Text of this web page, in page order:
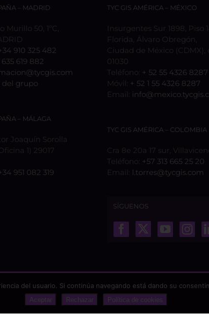
– MADRID
Murillo 50, 1ºC,
910 325 482
619 882
del grupo
– MÁLAGA
Joaquín Sorolla
1) 29017
951 082 319
TYC GIS AMÉRICA – MÉXICO
Insurgentes Sur 1898, Piso
Florida, Álvaro Obregón,
Ciudad de México (CDMX),
01030
Teléfono: + 52 55 4326 8287
Móvil: + 52 1 55 4326 8287
Email:
TYC GIS AMÉRICA – COLOMBIA
Cra 8e 20a 17 sur,
Teléfono: +57 313 665 25 20
Email: l.torres@tycgis.com
SÍGUENOS
derechos reservados |Aviso Legal |Protección de datos
del usuario. Si continúa navegando está dando su
Aceptar Rechazar Política de cookies